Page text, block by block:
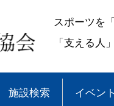
スポーツを
「支える人
施設検索 イベン